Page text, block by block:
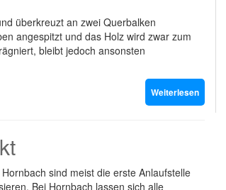
überkreuzt an zwei Querbalken
angespitzt und das Holz wird zwar zum
bleibt jedoch ansonsten
Weiterlesen
sind meist die erste Anlaufstelle
Bei Hornbach lassen sich alle